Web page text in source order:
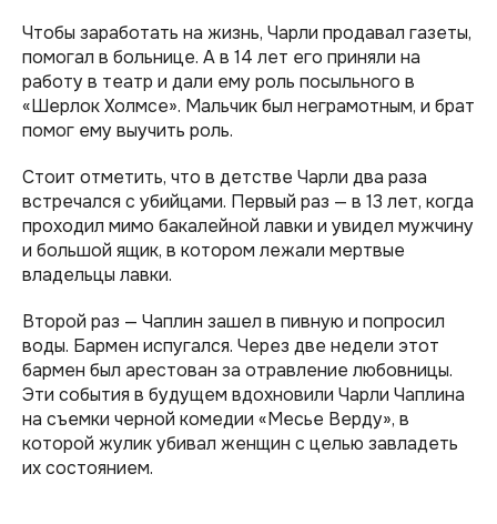
Чтобы заработать на жизнь, Чарли продавал газеты,
помогал в больнице. А в 14 лет его приняли на
работу в театр и дали ему роль посыльного в
«Шерлок Холмсе». Мальчик был неграмотным, и брат
помог ему выучить роль.
Стоит отметить, что в детстве Чарли два раза
встречался с убийцами. Первый раз — в 13 лет, когда
проходил мимо бакалейной лавки и увидел мужчину
и большой ящик, в котором лежали мертвые
владельцы лавки.
Второй раз — Чаплин зашел в пивную и попросил
воды. Бармен испугался. Через две недели этот
бармен был арестован за отравление любовницы.
Эти события в будущем вдохновили Чарли Чаплина
на съемки черной комедии «Месье Верду», в
которой жулик убивал женщин с целью завладеть
их состоянием.